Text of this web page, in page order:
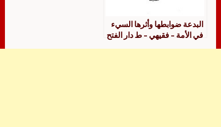
البدعة ضوابطها وأثرها السيء
في الأمة – فقيهي – ط دار الفتح